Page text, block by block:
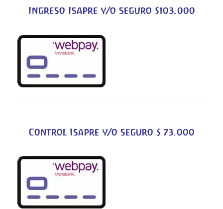
Ingreso Isapre y/o seguro $103.000
Control Isapre y/o seguro $ 73.000